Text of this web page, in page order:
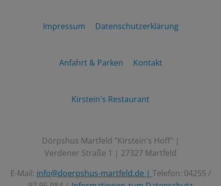
Impressum Datenschutzerklärung
Anfahrt & Parken Kontakt
Kirstein's Restaurant
Dörpshus Martfeld "Kirstein's Hoff" |
Verdener Straße 1 | 27327 Martfeld
E-Mail: info@doerpshus-martfeld.de | Telefon: 04255 /